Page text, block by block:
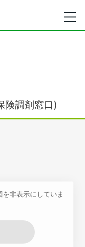
険調剤窓口)
非表示にしていま